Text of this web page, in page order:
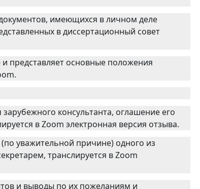
имеющихся в личном деле
в диссертационный совет
представляет основные положения
консультанта, оглашение его
в Zoom электронная версия отзыва.
уважительной причине) одного из
транслируется в Zoom
и выводы по их пожеланиям и